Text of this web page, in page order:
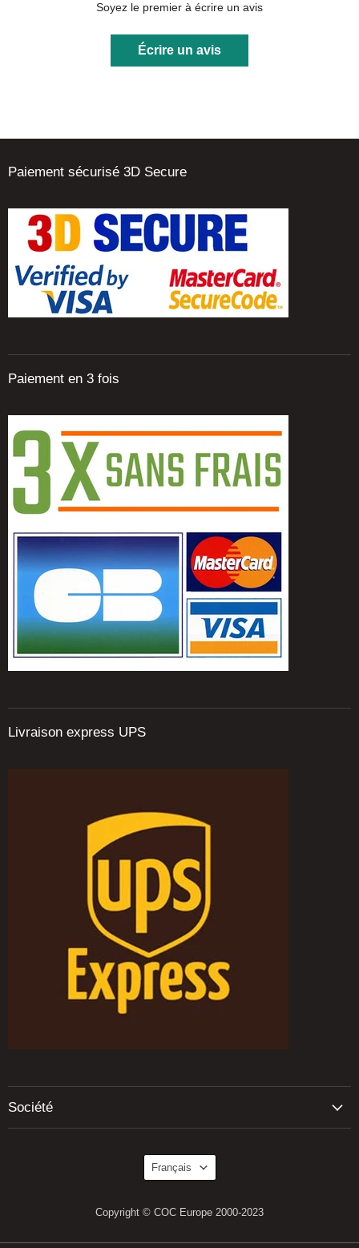
Soyez le premier à écrire un avis
Écrire un avis
Paiement sécurisé 3D Secure
Paiement en 3 fois
Livraison express UPS
Société
Copyright © COC Europe 2000-2023
Langue
Français